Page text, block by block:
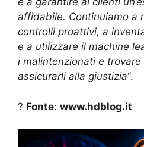
affidabile. Continuiamo a
controlli proattivi, a
e a utilizzare il machine
i malintenzionati e
assicurarli alla giustizia“.
? Fonte: www.hdblog.it